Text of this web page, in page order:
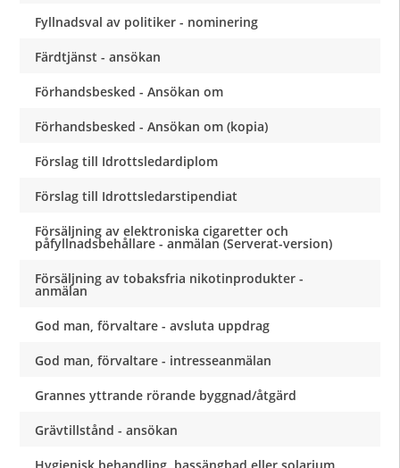
Fyllnadsval av politiker - nominering
Färdtjänst - ansökan
Förhandsbesked - Ansökan om
Förhandsbesked - Ansökan om (kopia)
Förslag till Idrottsledardiplom
Förslag till Idrottsledarstipendiat
Försäljning av elektroniska cigaretter och
påfyllnadsbehållare - anmälan (Serverat-version)
Försäljning av tobaksfria nikotinprodukter -
anmälan
God man, förvaltare - avsluta uppdrag
God man, förvaltare - intresseanmälan
Grannes yttrande rörande byggnad/åtgärd
Grävtillstånd - ansökan